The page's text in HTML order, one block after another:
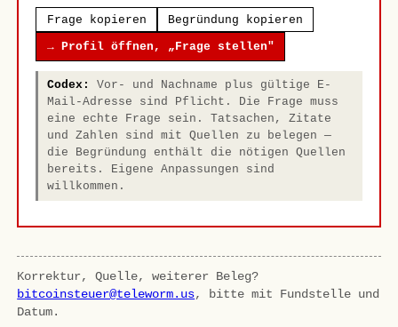
Frage kopieren Begründung kopieren
→ Profil öffnen, „Frage stellen"
Codex:
Vor- und Nachname plus gültige E-
Mail-Adresse sind Pflicht. Die Frage muss
eine echte Frage sein. Tatsachen, Zitate
und Zahlen sind mit Quellen zu belegen —
die Begründung enthält die nötigen Quellen
bereits. Eigene Anpassungen sind
willkommen.
Korrektur, Quelle, weiterer Beleg?
bitcoinsteuer@teleworm.us, bitte mit Fundstelle und
Datum.